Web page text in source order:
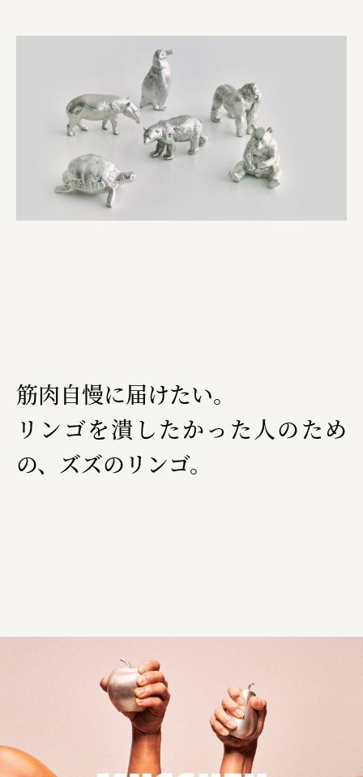
筋肉自慢に届けたい。
リンゴを潰したかった人のため
の、ズズのリンゴ。